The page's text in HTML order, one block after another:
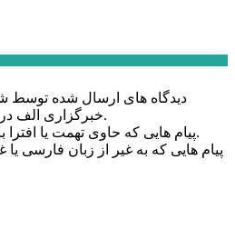
دیدگاه های ارسال شده توسط
خبرگزاری الف در وب منتشر خواهد شد.
پیام هایی که حاوی تهمت یا افترا باشد منتشر نخواهد شد.
پیام هایی که به غیر از زبان فارسی